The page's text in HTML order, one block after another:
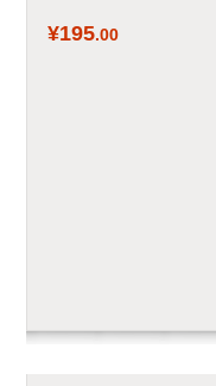
¥195.00